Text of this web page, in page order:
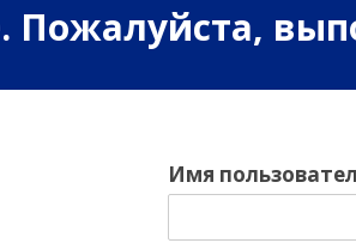
Пожалуйста,
Имя